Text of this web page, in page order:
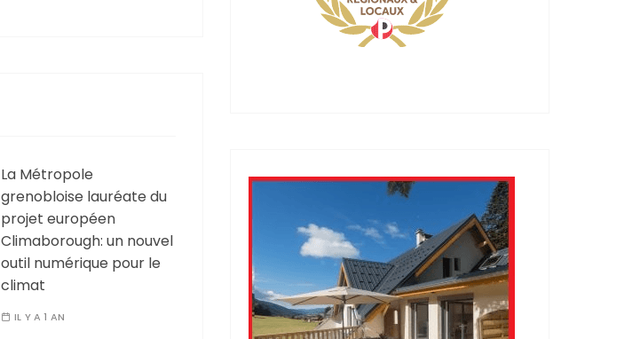
La Métropole
grenobloise lauréate du
projet européen
Climaborough: un nouvel
outil numérique pour le
climat
IL Y A 1 AN